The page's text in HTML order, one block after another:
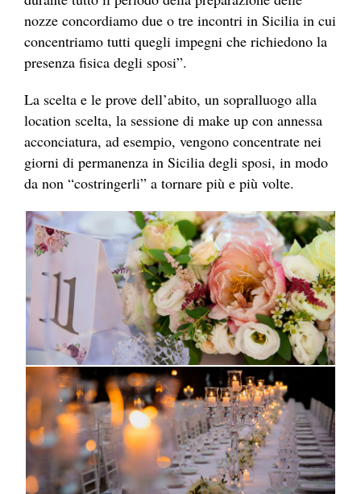
nozze concordiamo due o tre incontri in Sicilia in cui
concentriamo tutti quegli impegni che richiedono la
presenza fisica degli sposi”.
La scelta e le prove dell’abito, un sopralluogo alla
location scelta, la sessione di make up con annessa
acconciatura, ad esempio, vengono concentrate nei
giorni di permanenza in Sicilia degli sposi, in modo
da non “costringerli” a tornare più e più volte.